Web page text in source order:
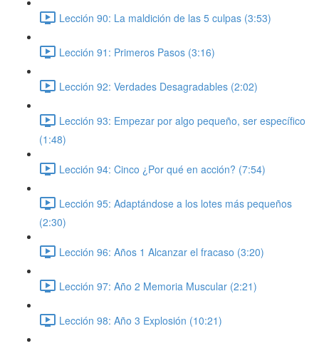
Lección 90: La maldición de las 5 culpas (3:53)
Lección 91: Primeros Pasos (3:16)
Lección 92: Verdades Desagradables (2:02)
Lección 93: Empezar por algo pequeño, ser específico
(1:48)
Lección 94: Cinco ¿Por qué en acción? (7:54)
Lección 95: Adaptándose a los lotes más pequeños
(2:30)
Lección 96: Años 1 Alcanzar el fracaso (3:20)
Lección 97: Año 2 Memoria Muscular (2:21)
Lección 98: Año 3 Explosión (10:21)